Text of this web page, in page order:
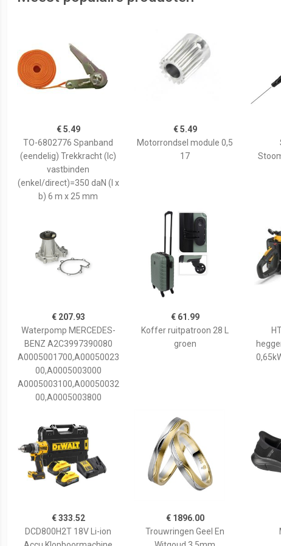
€ 5.49
TO-6802776 Spanband
(eendelig) Trekkracht (lc)
vastbinden
(enkel/direct)=350 daN (l x
b) 6 m x 25 mm
€ 5.49
Motorrondsel module 0,5
17
€ 207.93
Waterpomp MERCEDES-
BENZ A2C3997390080
A0005001700,A00050023
00,A0005003000
A0005003100,A00050032
00,A0005003800
€ 61.99
Koffer ruitpatroon 28 L
groen
€ 333.52
DCD800H2T 18V Li-ion
€ 1896.00
Trouwringen Geel En